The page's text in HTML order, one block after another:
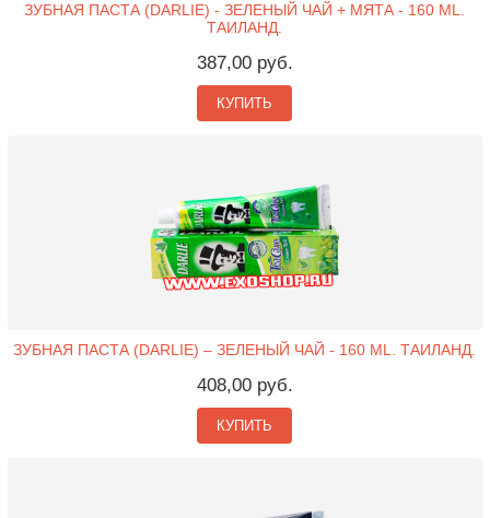
ЗУБНАЯ ПАСТА (DARLIE) - ЗЕЛЕНЫЙ ЧАЙ + МЯТА - 160 ML.
ТАИЛАНД.
387,00 руб.
КУПИТЬ
ЗУБНАЯ ПАСТА (DARLIE) – ЗЕЛЕНЫЙ ЧАЙ - 160 ML. ТАИЛАНД.
408,00 руб.
КУПИТЬ